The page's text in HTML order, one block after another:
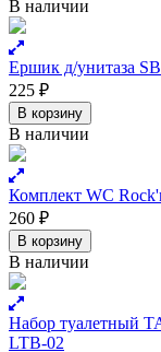
В наличии
Ершик д/унитаза
225 ₽
В корзину
В наличии
Комплект WC
260 ₽
В корзину
В наличии
Набор туалетный
LTB-02